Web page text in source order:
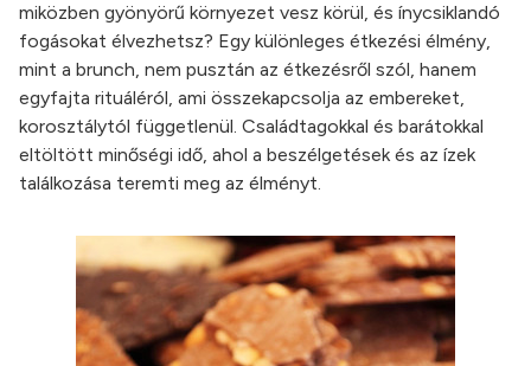
miközben gyönyörű környezet vesz körül, és ínycsiklandó
fogásokat élvezhetsz? Egy különleges étkezési élmény,
mint a brunch, nem pusztán az étkezésről szól, hanem
egyfajta rituáléról, ami összekapcsolja az embereket,
korosztálytól függetlenül. Családtagokkal és barátokkal
eltöltött minőségi idő, ahol a beszélgetések és az ízek
találkozása teremti meg az élményt.